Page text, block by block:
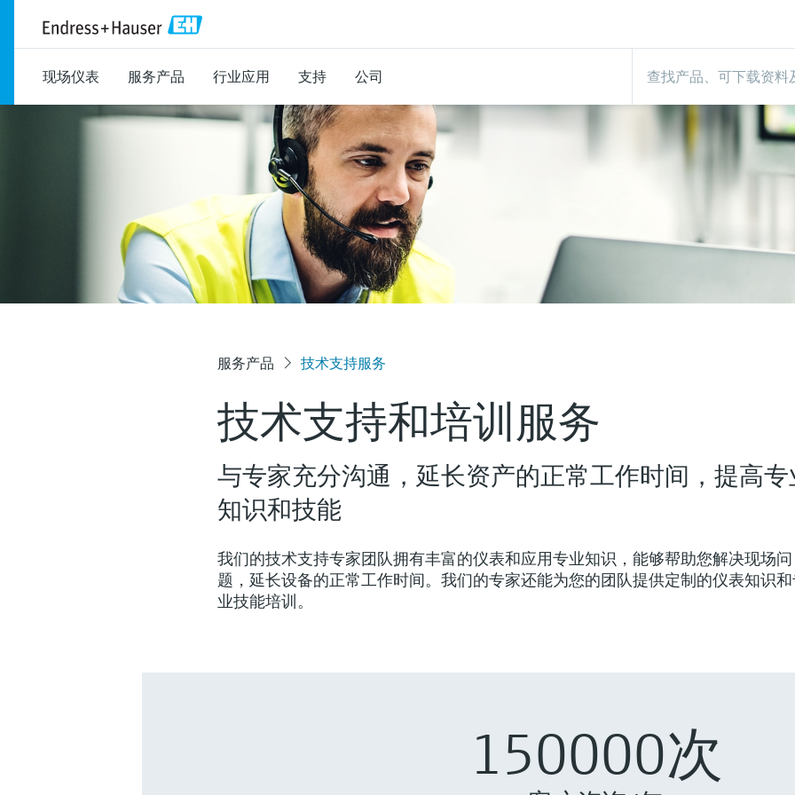
现场仪表 服务产品 行业应用 支持 公司
服务产品 技术支持服务
技术支持和培训服务
与专家充分沟通，延长资产的正常工作时间，提高
知识和技能
我们的技术支持专家团队拥有丰富的仪表和应用专业知识，能够帮助您解决现场问
题，延长设备的正常工作时间。我们的专家还能为您的团队提供定制的仪表知识
业技能培训。
150000次